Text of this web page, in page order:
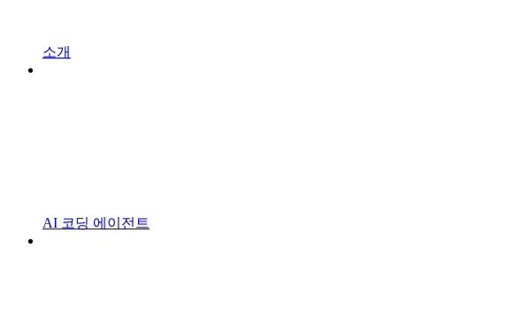
소개
AI 코딩 에이전트